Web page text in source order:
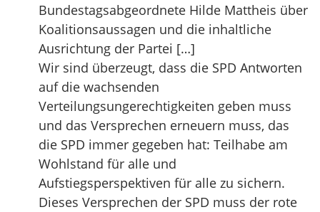
Bundestagsabgeordnete Hilde Mattheis über
Koalitionsaussagen und die inhaltliche
Ausrichtung der Partei […]
Wir sind überzeugt, dass die SPD Antworten
auf die wachsenden
Verteilungsungerechtigkeiten geben muss
und das Versprechen erneuern muss, das
die SPD immer gegeben hat: Teilhabe am
Wohlstand für alle und
Aufstiegsperspektiven für alle zu sichern.
Dieses Versprechen der SPD muss der rote